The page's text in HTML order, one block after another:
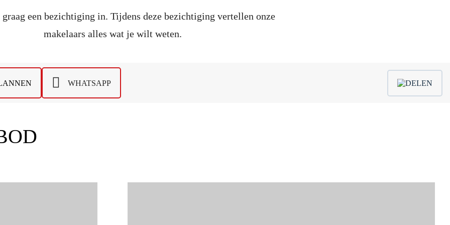
een bezichtiging in. Tijdens deze bezichtiging vertellen onze
makelaars alles wat je wilt weten.
WHATSAPP DELEN